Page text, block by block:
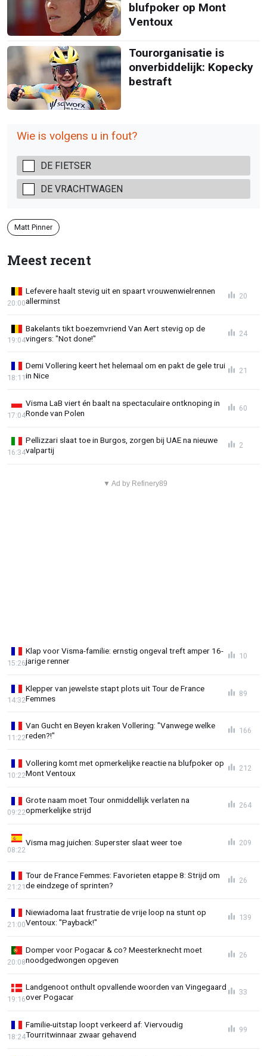
blufpoker op Mont
Ventoux
Tourorganisatie is
onverbiddelijk: Kopecky
bestraft
Wie is volgens u in fout?
DE FIETSER
DE VRACHTWAGEN
Matt Pinner
Meest recent
Lefevere haalt stevig uit en spaart vrouwenwielrennen
allerminst
20:00
20
Bakelants tikt boezemvriend Van Aert stevig op de
vingers: "Not done!"
19:04
24
Demi Vollering keert het helemaal om en pakt de gele trui
in Nice
18:11
21
Visma LaB viert én baalt na spectaculaire ontknoping in
Ronde van Polen
17:04
60
Pellizzari slaat toe in Burgos, zorgen bij UAE na nieuwe
valpartij
16:34
2
▼ Ad by Refinery89
Klap voor Visma-familie: ernstig ongeval treft amper 16-
jarige renner
15:26
10
Klepper van jewelste stapt plots uit Tour de France
Femmes
14:32
89
Van Gucht en Beyen kraken Vollering: "Vanwege welke
reden?!"
11:22
166
Vollering komt met opmerkelijke reactie na blufpoker op
Mont Ventoux
10:22
212
Grote naam moet Tour onmiddellijk verlaten na
opmerkelijke strijd
09:22
264
Visma mag juichen: Superster slaat weer toe
08:22
209
Tour de France Femmes: Favorieten etappe 8: Strijd om
de eindzege of sprinten?
21:21
26
Niewiadoma laat frustratie de vrije loop na stunt op
Ventoux: "Payback!"
21:00
139
Domper voor Pogacar & co? Meesterknecht moet
noodgedwongen opgeven
20:08
26
Landgenoot onthult opvallende woorden van Vingegaard
over Pogacar
19:16
33
Familie-uitstap loopt verkeerd af: Viervoudig
Tourritwinnaar zwaar gehavend
18:24
99